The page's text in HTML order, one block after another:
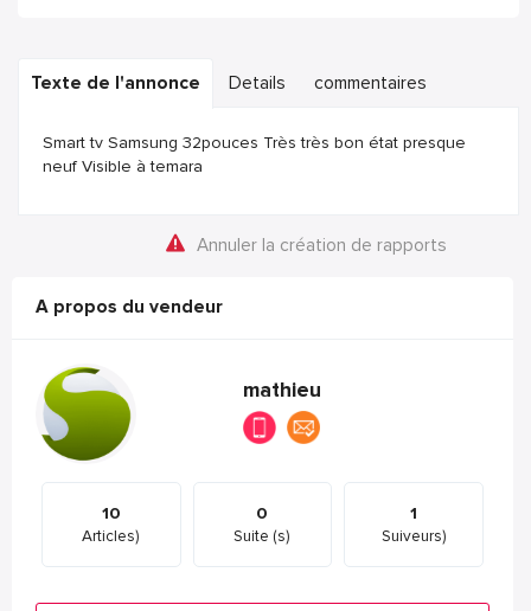
Texte de l'annonce Details commentaires
Smart tv Samsung 32pouces Très très bon état presque
neuf Visible à temara
Annuler la création de rapports
A propos du vendeur
mathieu
10
Articles)
0
Suite (s)
1
Suiveurs)